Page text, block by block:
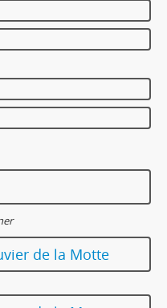
de la Motte